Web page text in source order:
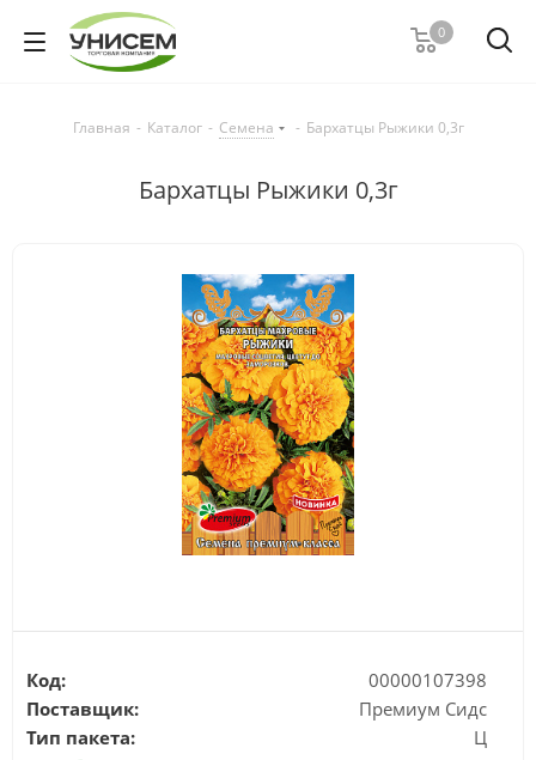
0
Главная - Каталог - Семена - Бархатцы Рыжики 0,3г
Бархатцы Рыжики 0,3г
Код:
00000107398
Поставщик:
Премиум Сидс
Тип пакета:
Ц